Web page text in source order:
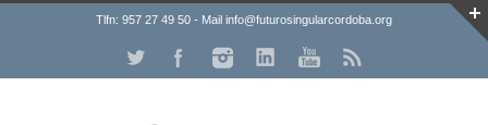
Tlfn: 957 27 49 50 - Mail info@futurosingularcordoba.org